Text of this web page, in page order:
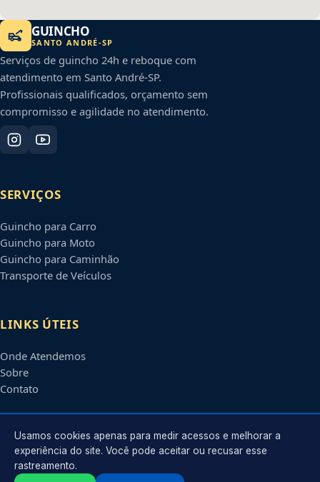
GUINCHO
SANTO ANDRÉ-SP
Serviços de guincho 24h e reboque com
atendimento em Santo André-SP.
Profissionais qualificados, orçamento sem
compromisso e agilidade no atendimento.
SERVIÇOS
Guincho para Carro
Guincho para Moto
Guincho para Caminhão
Transporte de Veículos
LINKS ÚTEIS
Onde Atendemos
Sobre
Contato
CONTATO
Atendimento em
Usamos cookies apenas para medir acessos e melhorar a
experiência do site. Você pode aceitar ou recusar esse
rastreamento.